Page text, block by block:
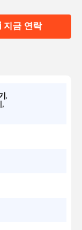
지금 연락
,
,